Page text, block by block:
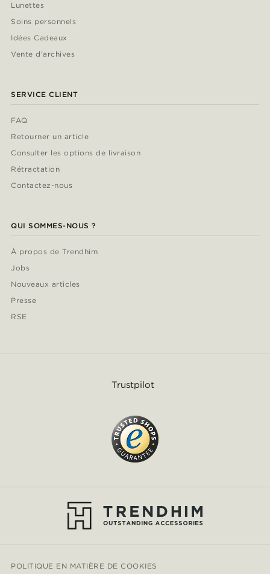
Lunettes
Soins personnels
Idées Cadeaux
Vente d'archives
SERVICE CLIENT
FAQ
Retourner un article
Consulter les options de livraison
Rétractation
Contactez-nous
QUI SOMMES-NOUS ?
À propos de Trendhim
Jobs
Nouveaux articles
Presse
RSE
Trustpilot
POLITIQUE EN MATIÈRE DE COOKIES